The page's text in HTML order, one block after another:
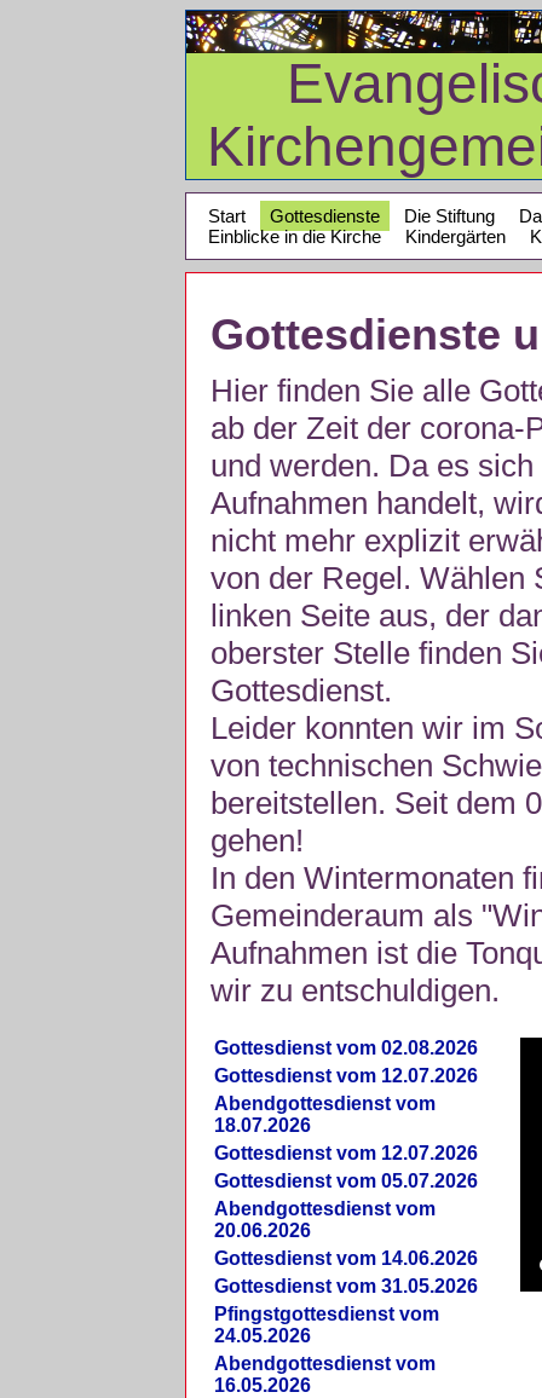
Start Gottesdienste Die Stiftung
Einblicke in die Kirche
Kindergärten
Gottesdienste
Hier finden Sie alle
ab der Zeit der corona-
und werden. Da es
Aufnahmen handelt,
nicht mehr explizit
von der Regel. Wählen
linken Seite aus, der
oberster Stelle finden
Gottesdienst.
Leider konnten wir im
von technischen
bereitstellen. Seit dem
gehen!
In den Wintermonaten
Gemeinderaum als
Aufnahmen ist die
wir zu entschuldigen.
Gottesdienst vom 02.08.2026
Gottesdienst vom 12.07.2026
Abendgottesdienst vom
18.07.2026
Gottesdienst vom 12.07.2026
Gottesdienst vom 05.07.2026
Abendgottesdienst vom
20.06.2026
Gottesdienst vom 14.06.2026
Gottesdienst vom 31.05.2026
Pfingstgottesdienst vom
24.05.2026
Abendgottesdienst vom
16.05.2026